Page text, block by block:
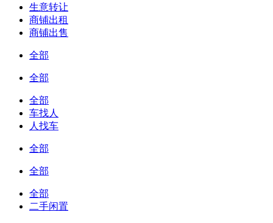
生意转让
商铺出租
商铺出售
全部
全部
全部
车找人
人找车
全部
全部
全部
二手闲置